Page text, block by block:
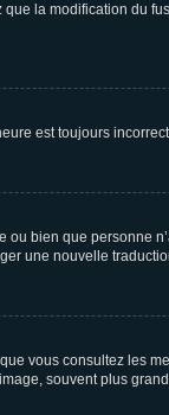
la modification du
est toujours
bien que
une nouvelle
vous consultez les
souvent plus